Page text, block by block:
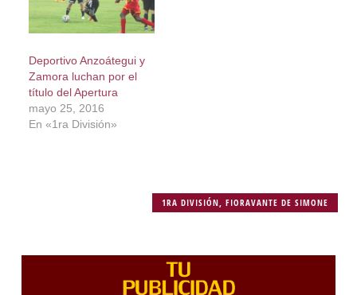
Deportivo Anzoátegui y
Zamora luchan por el
título del Apertura
mayo 25, 2016
En «1ra División»
1RA DIVISIÓN ,FIORAVANTE DE SIMONE